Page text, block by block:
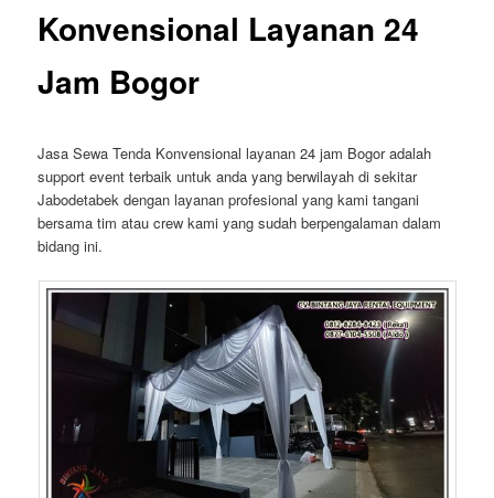
Konvensional Layanan 24
Jam Bogor
Jasa Sewa Tenda Konvensional layanan 24 jam Bogor adalah
support event terbaik untuk anda yang berwilayah di sekitar
Jabodetabek dengan layanan profesional yang kami tangani
bersama tim atau crew kami yang sudah berpengalaman dalam
bidang ini.